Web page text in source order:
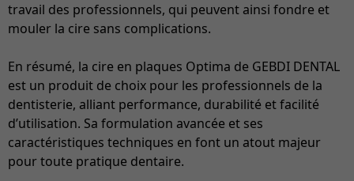
travail des professionnels, qui peuvent ainsi fondre et
mouler la cire sans complications.
En résumé, la cire en plaques Optima de GEBDI DENTAL
est un produit de choix pour les professionnels de la
dentisterie, alliant performance, durabilité et facilité
d’utilisation. Sa formulation avancée et ses
caractéristiques techniques en font un atout majeur
pour toute pratique dentaire.